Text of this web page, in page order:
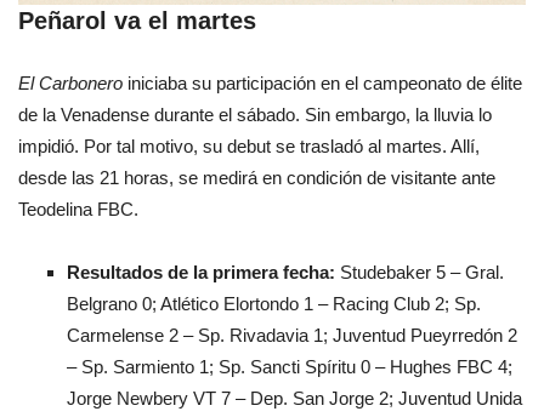
Peñarol va el martes
El Carbonero iniciaba su participación en el campeonato de élite
de la Venadense durante el sábado. Sin embargo, la lluvia lo
impidió. Por tal motivo, su debut se trasladó al martes. Allí,
desde las 21 horas, se medirá en condición de visitante ante
Teodelina FBC.
Resultados de la primera fecha: Studebaker 5 – Gral.
Belgrano 0; Atlético Elortondo 1 – Racing Club 2; Sp.
Carmelense 2 – Sp. Rivadavia 1; Juventud Pueyrredón 2
– Sp. Sarmiento 1; Sp. Sancti Spíritu 0 – Hughes FBC 4;
Jorge Newbery VT 7 – Dep. San Jorge 2; Juventud Unida